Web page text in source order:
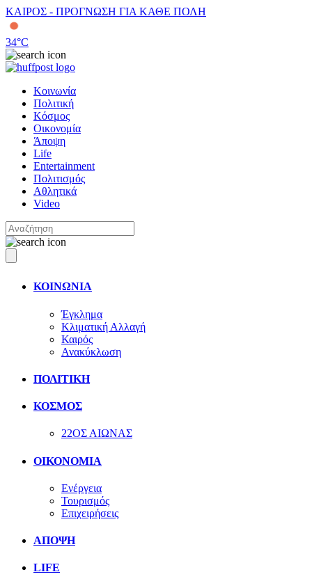
ΚΑΙΡΟΣ - ΠΡΟΓΝΩΣΗ ΓΙΑ ΚΑΘΕ ΠΟΛΗ
34°C
Κοινωνία
Πολιτική
Κόσμος
Οικονομία
Άποψη
Life
Entertainment
Πολιτισμός
Αθλητικά
Video
ΚΟΙΝΩΝΙΑ
Έγκλημα
Κλιματική Αλλαγή
Καιρός
Ανακύκλωση
ΠΟΛΙΤΙΚΗ
ΚΟΣΜΟΣ
22ΟΣ ΑΙΩΝΑΣ
ΟΙΚΟΝΟΜΙΑ
Ενέργεια
Τουρισμός
Επιχειρήσεις
ΑΠΟΨΗ
LIFE